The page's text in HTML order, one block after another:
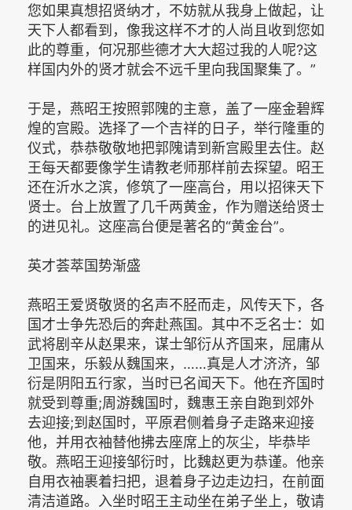
您如果真想招贤纳才，不妨就从我身上做起，让
天下人都看到，像我这样不才的人尚且收到您如
此的尊重，何况那些德才大大超过我的人呢?这
样国内外的贤才就会不远千里向我国聚集了。”
于是，燕昭王按照郭隗的主意，盖了一座金碧辉
煌的宫殿。选择了一个吉祥的日子，举行隆重的
仪式，恭恭敬敬地把郭隗请到新宫殿里去住。赵
王每天都要像学生请教老师那样前去探望。昭王
还在沂水之滨，修筑了一座高台，用以招徕天下
贤士。台上放置了几千两黄金，作为赠送给贤士
的进见礼。这座高台便是著名的“黄金台”。
英才荟萃国势渐盛
燕昭王爱贤敬贤的名声不胫而走，风传天下，各
国才士争先恐后的奔赴燕国。其中不乏名士：如
武将剧辛从赵果来，谋士邹衍从齐国来，屈庸从
卫国来，乐毅从魏国来，……真是人才济济，邹
衍是阴阳五行家，当时已名闻天下。他在齐国时
就受到尊重;周游魏国时，魏惠王亲自跑到郊外
去迎接;到赵国时，平原君侧着身子走路来迎接
他，并用衣袖替他拂去座席上的灰尘，毕恭毕
敬。燕昭王迎接邹衍时，比魏赵更为恭谨。他亲
自用衣袖裹着扫把，退着身子边走边扫，在前面
清洁道路。入坐时昭王主动坐在弟子坐上，敬请